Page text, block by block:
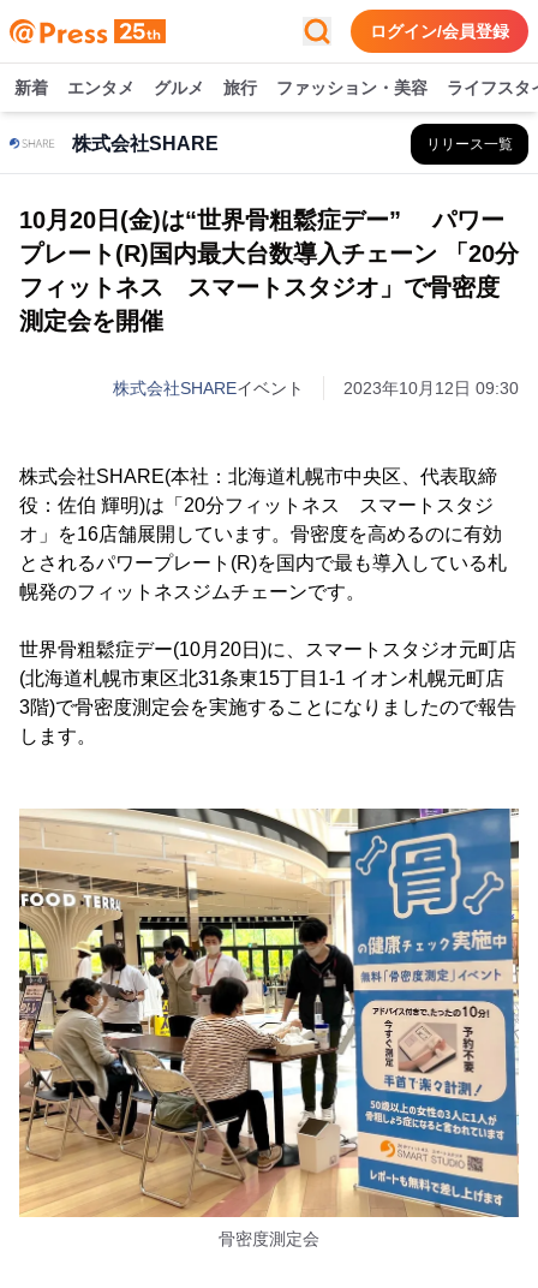
ログイン/会員登録
新着 エンタメ グルメ 旅行 ファッション・美容 ライフスタ
株式会社SHARE リリース一覧
10月20日(金)は“世界骨粗鬆症デー” パワー
プレート(R)国内最大台数導入チェーン 「20分
フィットネス スマートスタジオ」で骨密度
測定会を開催
株式会社SHAREイベント 2023年10月12日 09:30
株式会社SHARE(本社：北海道札幌市中央区、代表取締
役：佐伯 輝明)は「20分フィットネス スマートスタジ
オ」を16店舗展開しています。骨密度を高めるのに有効
とされるパワープレート(R)を国内で最も導入している札
幌発のフィットネスジムチェーンです。
世界骨粗鬆症デー(10月20日)に、スマートスタジオ元町店
(北海道札幌市東区北31条東15丁目1-1 イオン札幌元町店
3階)で骨密度測定会を実施することになりましたので報告
します。
骨密度測定会